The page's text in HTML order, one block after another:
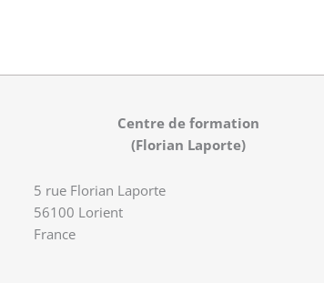
Centre de formation
(Florian Laporte)
5 rue Florian Laporte
56100 Lorient
France